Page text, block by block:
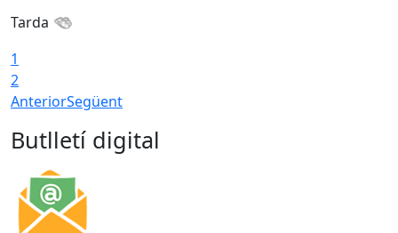
Tarda
1
2
AnteriorSegüent
Butlletí digital